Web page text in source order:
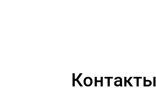
Контакты